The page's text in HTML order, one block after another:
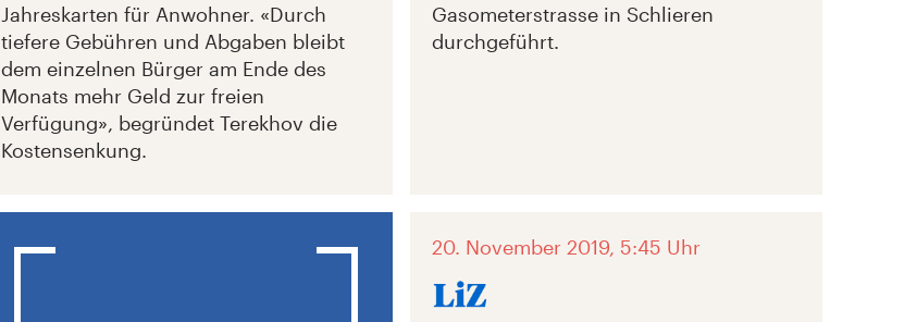
Jahreskarten für Anwohner. «Durch
tiefere Gebühren und Abgaben bleibt
dem einzelnen Bürger am Ende des
Monats mehr Geld zur freien
Verfügung», begründet Terekhov die
Kostensenkung.
Gasometerstrasse in Schlieren
durchgeführt.
20. November 2019, 5:45 Uhr